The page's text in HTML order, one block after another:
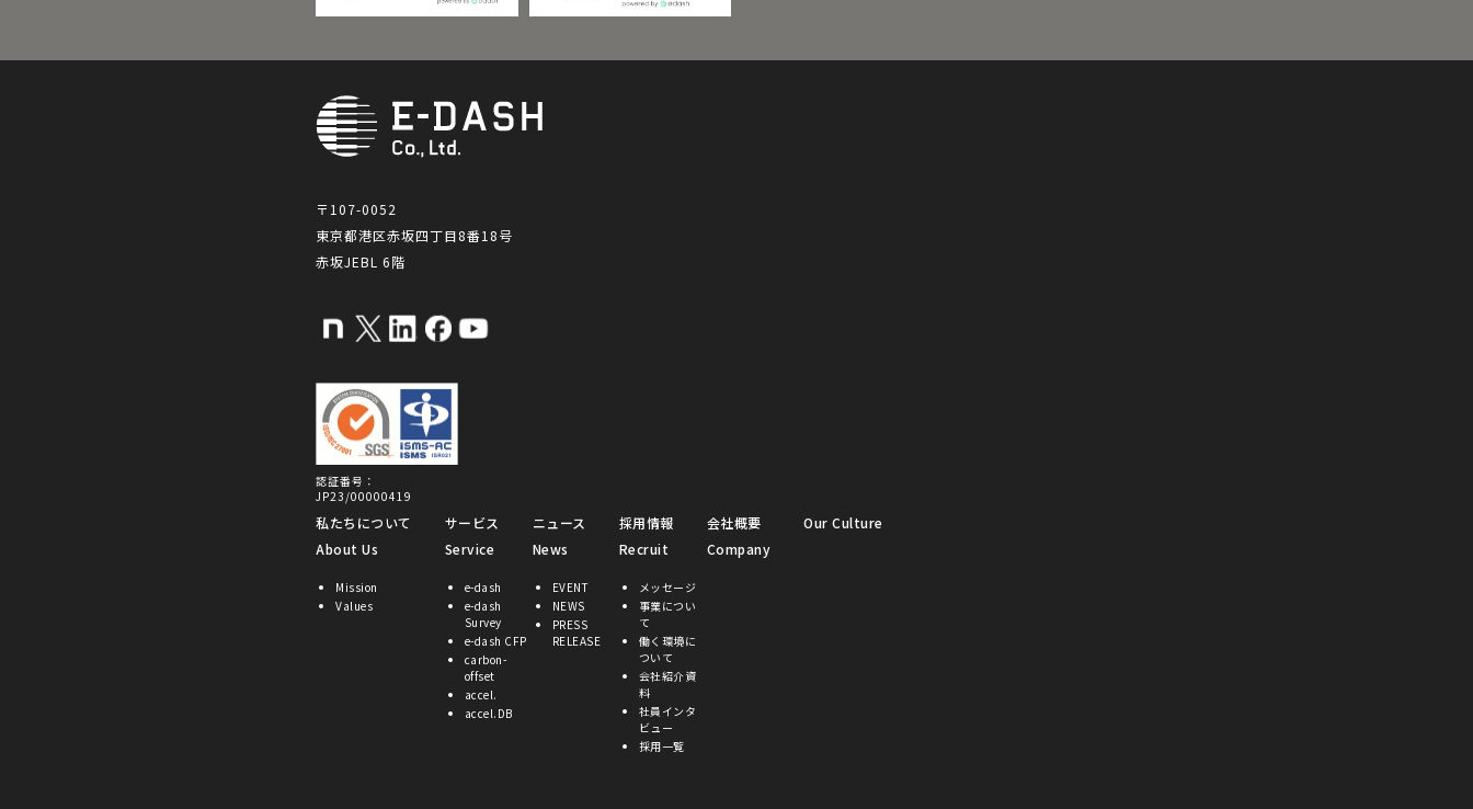
〒107-0052
東京都港区赤坂四丁目8番18号
赤坂JEBL 6階
認証番号：
JP23/00000419
私たちについて
About Us
Mission
Values
サービス
Service
e-dash
e-dash
Survey
e-dash CFP
carbon-
offset
accel.
accel.DB
ニュース
News
EVENT
NEWS
PRESS
RELEASE
採用情報
Recruit
メッセージ
事業につい
て
働く環境に
ついて
会社紹介資
料
社員インタ
ビュー
採用一覧
会社概要
Company
Our Culture